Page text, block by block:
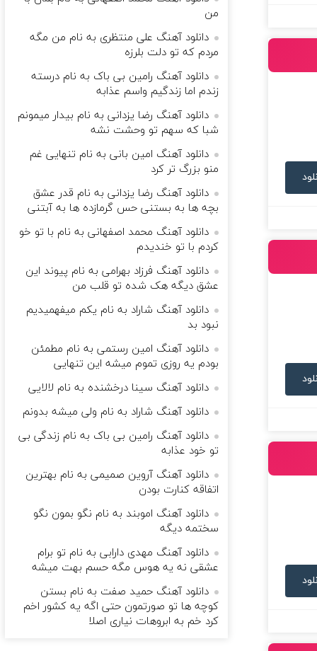
من
دانلود آهنگ علی منتظری به نام من مگه
مردم که تو دلت بلرزه
دانلود آهنگ رامین بی باک به نام درسته
زندم اما زندگیم واسم عذابه
دانلود آهنگ رضا یزدانی به نام بیدار میمونم
شبا که سهم تو وحشت نشه
دانلود آهنگ امین بانی به نام تنهایی غم
منو بزرگ تر کرد
دانلود آهنگ رضا یزدانی به نام قدر عشق
بچه ها به بستنی حس گرمازده ها به آبتنی
دانلود آهنگ محمد اصفهانی به نام با تو خو
کردم با تو خندیدم
دانلود آهنگ فرزاد بهرامی به نام پیوند این
عشق دیگه هک شده تو قلب من
دانلود آهنگ شاراد به نام یکم میفهمیدیم
نبود بد
دانلود آهنگ امین رستمی به نام مطمئن
بودم یه روزی تموم میشه این تنهایی
دانلود آهنگ سینا درخشنده به نام لالایی
دانلود آهنگ شاراد به نام ولی میشه بدونم
دانلود آهنگ رامین بی باک به نام زندگی بی
تو خود عذابه
دانلود آهنگ آروین صمیمی به نام بهترین
اتفاقه کنارت بودن
دانلود آهنگ اموبند به نام نگو بمون نگو
سختمه دیگه
دانلود آهنگ مهدی دارابی به نام تو برام
عشقی نه یه هوس مگه حسم بهت میشه
دانلود آهنگ حمید صفت به نام بستن
کوچه ها تو صورتمون حتی اگه یه کشور اخم
کرد خم به ابروهات نیاری اصلا